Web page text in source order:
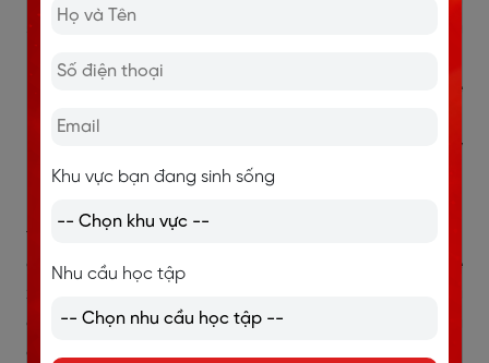
stay calm and follow all the standard operating
procedures. I would work closely with the crew to
manage the situation, ensure the safety of the
passengers, and provide clear instructions to
passengers. I have been trained in emergency
protocols and am ready to act swiftly if needed."
tĩnh và tuân thủ tất cả các quy trình vận hành tiêu
chuẩn. Tôi sẽ làm việc chặt chẽ với phi hành đoàn để
xử lý tình huống, đảm bảo an toàn cho hành khách và
cung cấp các chỉ dẫn rõ ràng cho hành khách. Tôi đã
được huấn luyện về các quy trình khẩn cấp và sẵn
Khu vực bạn đang sinh sống
Nhu cầu học tập